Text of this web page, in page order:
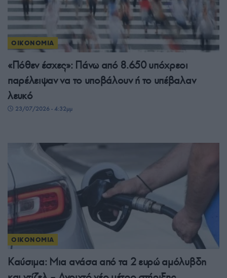
ΟΙΚΟΝΟΜΙΑ
«Πόθεν έσχες»: Πάνω από 8.650 υπόχρεοι
παρέλειψαν να το υποβάλουν ή το υπέβαλαν
λευκό
23/07/2026 - 4:32μμ
ΟΙΚΟΝΟΜΙΑ
Καύσιμα: Μια ανάσα από τα 2 ευρώ αμόλυβδη